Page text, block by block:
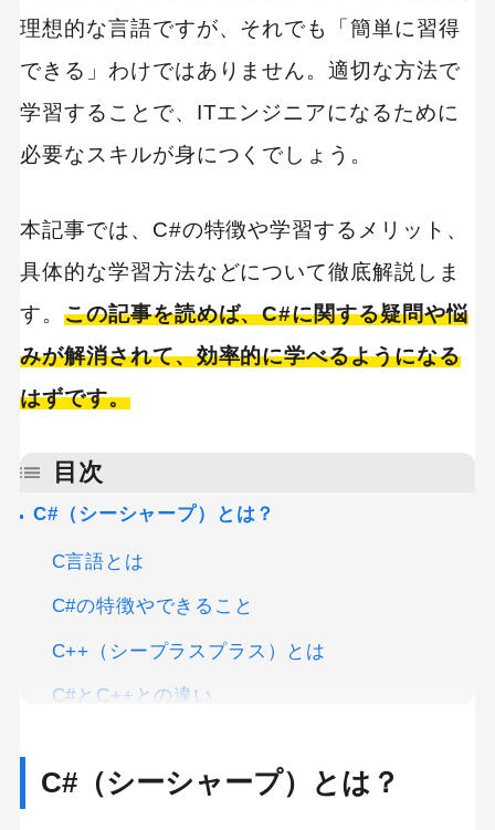
理想的な言語ですが、それでも「簡単に習得
できる」わけではありません。適切な方法で
学習することで、ITエンジニアになるために
必要なスキルが身につくでしょう。
本記事では、C#の特徴や学習するメリット、
具体的な学習方法などについて徹底解説しま
す。 この記事を読めば、C#に関する疑問や悩
みが解消されて、効率的に学べるようになる
はずです。
目次
C#（シーシャープ）とは？
C言語とは
C#の特徴やできること
C++（シープラスプラス）とは
C#とC++との違い
Microsoft Visual Studioとは
C#（シーシャープ）とは？